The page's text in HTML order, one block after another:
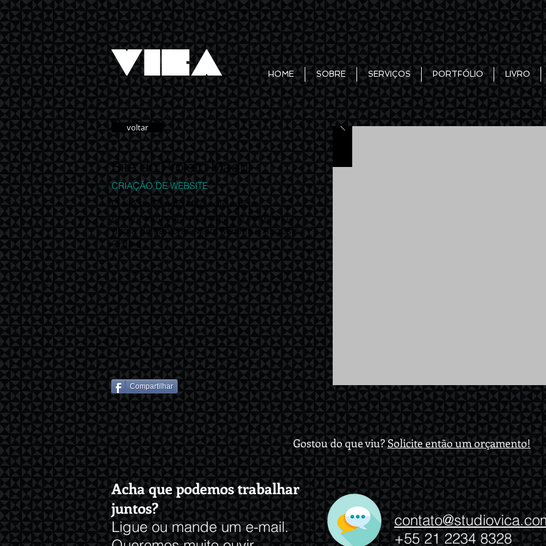
HOME SOBRE SERVIÇOS PORTFÓLIO LIVRO
Site do Projeto Magu
Compartilhar
voltar
O site do Projeto Magu divulga as
experimentações musicais e a carreira da
dupla de cantores Maíra Martins e Augusto
Ordine.
CRIAÇÃO DE WEBSITE
Gostou do que viu?Solicite então um orçamento!
Acha que podemos trabalhar
juntos?
Ligue ou mande um e-mail.
+55 21 2234 8328